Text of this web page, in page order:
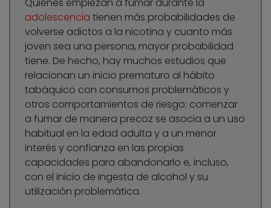
Quienes empiezan a fumar durante la
adolescencia tienen más probabilidades de
volverse adictos a la nicotina y cuanto más
joven sea una persona, mayor probabilidad
tiene. De hecho, hay muchos estudios que
relacionan un inicio prematuro al hábito
tabáquico con consumos problemáticos y
otros comportamientos de riesgo: comenzar
a fumar de manera precoz se asocia a un uso
habitual en la edad adulta y a un menor
interés y confianza en las propias
capacidades para abandonarlo e, incluso,
con el inicio de ingesta de alcohol y su
utilización problemática.